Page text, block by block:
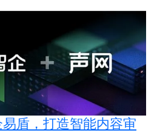
盾，打造智能内容审